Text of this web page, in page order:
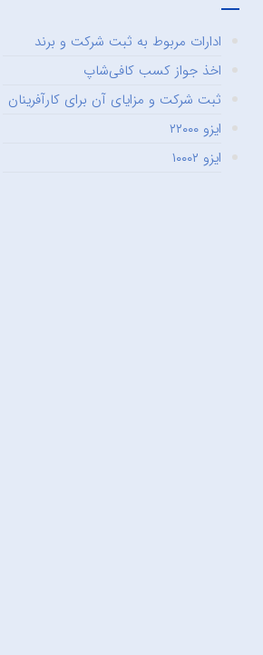
ادارات مربوط به ثبت شرکت و برند
اخذ جواز کسب کافی‌شاپ
ثبت شرکت و مزایای آن برای کارآفرینان
ایزو ۲۲۰۰۰
ایزو ۱۰۰۰۲